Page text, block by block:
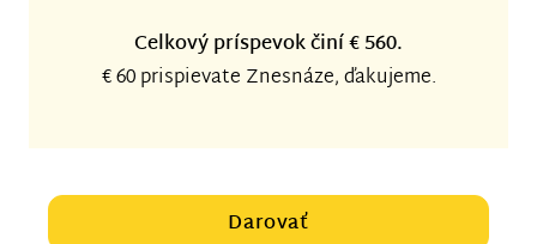
Celkový príspevok činí€ 560.
€ 60prispievate Znesnáze, ďakujeme.
Darovať